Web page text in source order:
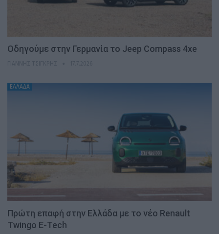
Οδηγούμε στην Γερμανία το Jeep Compass 4xe
ΕΛΛΑΔΑ
Πρώτη επαφή στην Ελλάδα με το νέο Renault
Twingo E-Tech